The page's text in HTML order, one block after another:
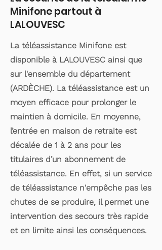
Minifone partout à
LALOUVESC
La téléassistance Minifone est
disponible à LALOUVESC ainsi que
sur l'ensemble du département
(ARDÈCHE). La téléassistance est un
moyen efficace pour prolonger le
maintien à domicile. En moyenne,
l’entrée en maison de retraite est
décalée de 1 à 2 ans pour les
titulaires d’un abonnement de
téléassistance. En effet, si un service
de téléassistance n'empêche pas les
chutes de se produire, il permet une
intervention des secours très rapide
et en limite ainsi les conséquences.